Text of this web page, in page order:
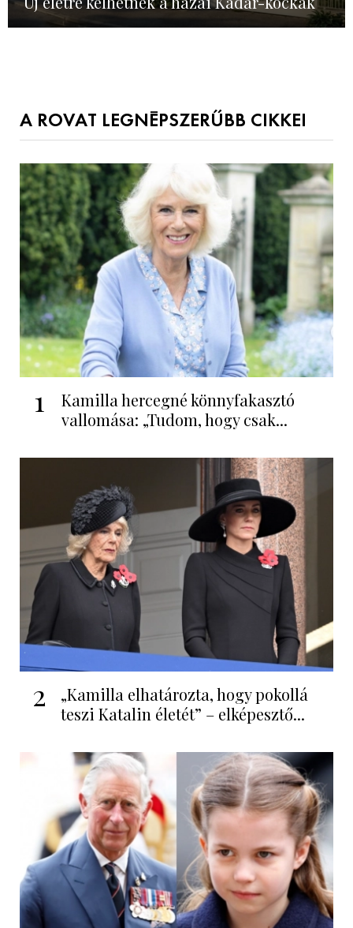
A ROVAT LEGNÉPSZERŰBB CIKKEI
1
Kamilla hercegné könnyfakasztó
vallomása: „Tudom, hogy csak...
2
„Kamilla elhatározta, hogy pokollá
teszi Katalin életét” – elképesztő...